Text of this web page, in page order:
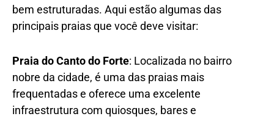
bem estruturadas. Aqui estão algumas das
principais praias que você deve visitar:
Praia do Canto do Forte: Localizada no bairro
nobre da cidade, é uma das praias mais
frequentadas e oferece uma excelente
infraestrutura com quiosques, bares e